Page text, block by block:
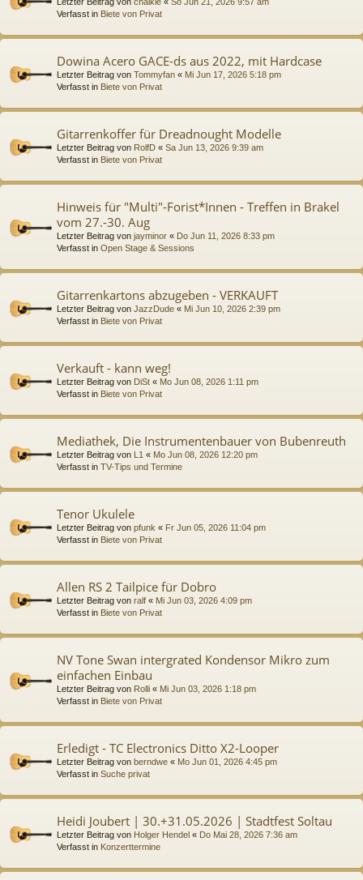
Verfasst in Biete von Privat
Dowina Acero GACE-ds aus 2022, mit Hardcase
Letzter Beitrag von Tommyfan « Mi Jun 17, 2026 5:18 pm
Verfasst in Biete von Privat
Gitarrenkoffer für Dreadnought Modelle
Letzter Beitrag von RolfD « Sa Jun 13, 2026 9:39 am
Verfasst in Biete von Privat
Hinweis für "Multi"-Forist*Innen - Treffen in Brakel
vom 27.-30. Aug
Letzter Beitrag von jayminor « Do Jun 11, 2026 8:33 pm
Verfasst in Open Stage & Sessions
Gitarrenkartons abzugeben - VERKAUFT
Letzter Beitrag von JazzDude « Mi Jun 10, 2026 2:39 pm
Verfasst in Biete von Privat
Verkauft - kann weg!
Letzter Beitrag von DiSt « Mo Jun 08, 2026 1:11 pm
Verfasst in Biete von Privat
Mediathek, Die Instrumentenbauer von Bubenreuth
Letzter Beitrag von L1 « Mo Jun 08, 2026 12:20 pm
Verfasst in TV-Tips und Termine
Tenor Ukulele
Letzter Beitrag von pfunk « Fr Jun 05, 2026 11:04 pm
Verfasst in Biete von Privat
Allen RS 2 Tailpice für Dobro
Letzter Beitrag von ralf « Mi Jun 03, 2026 4:09 pm
Verfasst in Biete von Privat
NV Tone Swan intergrated Kondensor Mikro zum
einfachen Einbau
Letzter Beitrag von Rolli « Mi Jun 03, 2026 1:18 pm
Verfasst in Biete von Privat
Erledigt - TC Electronics Ditto X2-Looper
Letzter Beitrag von berndwe « Mo Jun 01, 2026 4:45 pm
Verfasst in Suche privat
Heidi Joubert | 30.+31.05.2026 | Stadtfest Soltau
Letzter Beitrag von Holger Hendel « Do Mai 28, 2026 7:36 am
Verfasst in Konzerttermine